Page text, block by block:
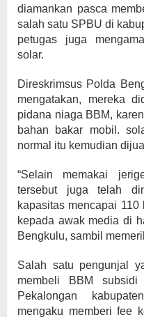
diamankan pasca
salah satu SPBU di
petugas juga
solar.
Direskrimsus Polda
mengatakan, mereka
pidana niaga BBM,
bahan bakar mobil.
normal itu kemudian
“Selain memakai
tersebut juga telah
kapasitas mencapai
kepada awak media di
Bengkulu, sambil
Salah satu pengunjal
membeli BBM
Pekalongan
mengaku memberi fee